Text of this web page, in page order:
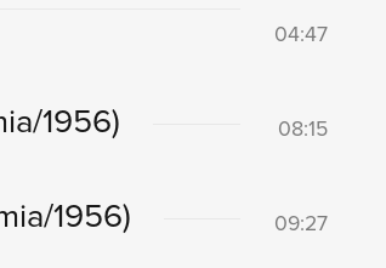
04:47
1956) 08:15
1956) 09:27